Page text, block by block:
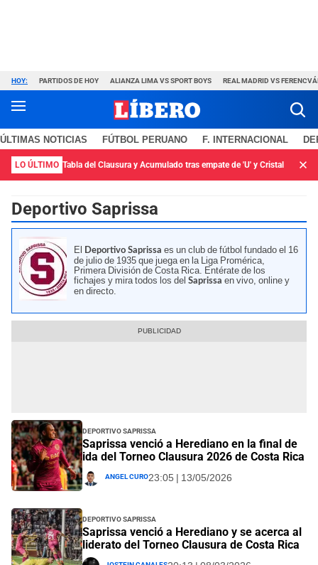
HOY: PARTIDOS DE HOY ALIANZA LIMA VS SPORT BOYS REAL MADRID VS
ÚLTIMAS NOTICIAS FÚTBOL PERUANO F. INTERNACIONAL
LO ÚLTIMO Tabla del Clausura y Acumulado tras empate de 'U' y Cristal
Deportivo Saprissa
El Deportivo Saprissa es un club de fútbol fundado el 16
de julio de 1935 que juega en la Liga Promérica,
Primera División de Costa Rica. Entérate de los
fichajes y mira todos los delSaprissa en vivo, online y
en directo.
Deportivo Saprissa
Saprissa venció a Herediano en la final de
ida del Torneo Clausura 2026 de Costa Rica
Angel Curo23:05 | 13/05/2026
Deportivo Saprissa
Saprissa venció a Herediano y se acerca al
liderato del Torneo Clausura de Costa Rica